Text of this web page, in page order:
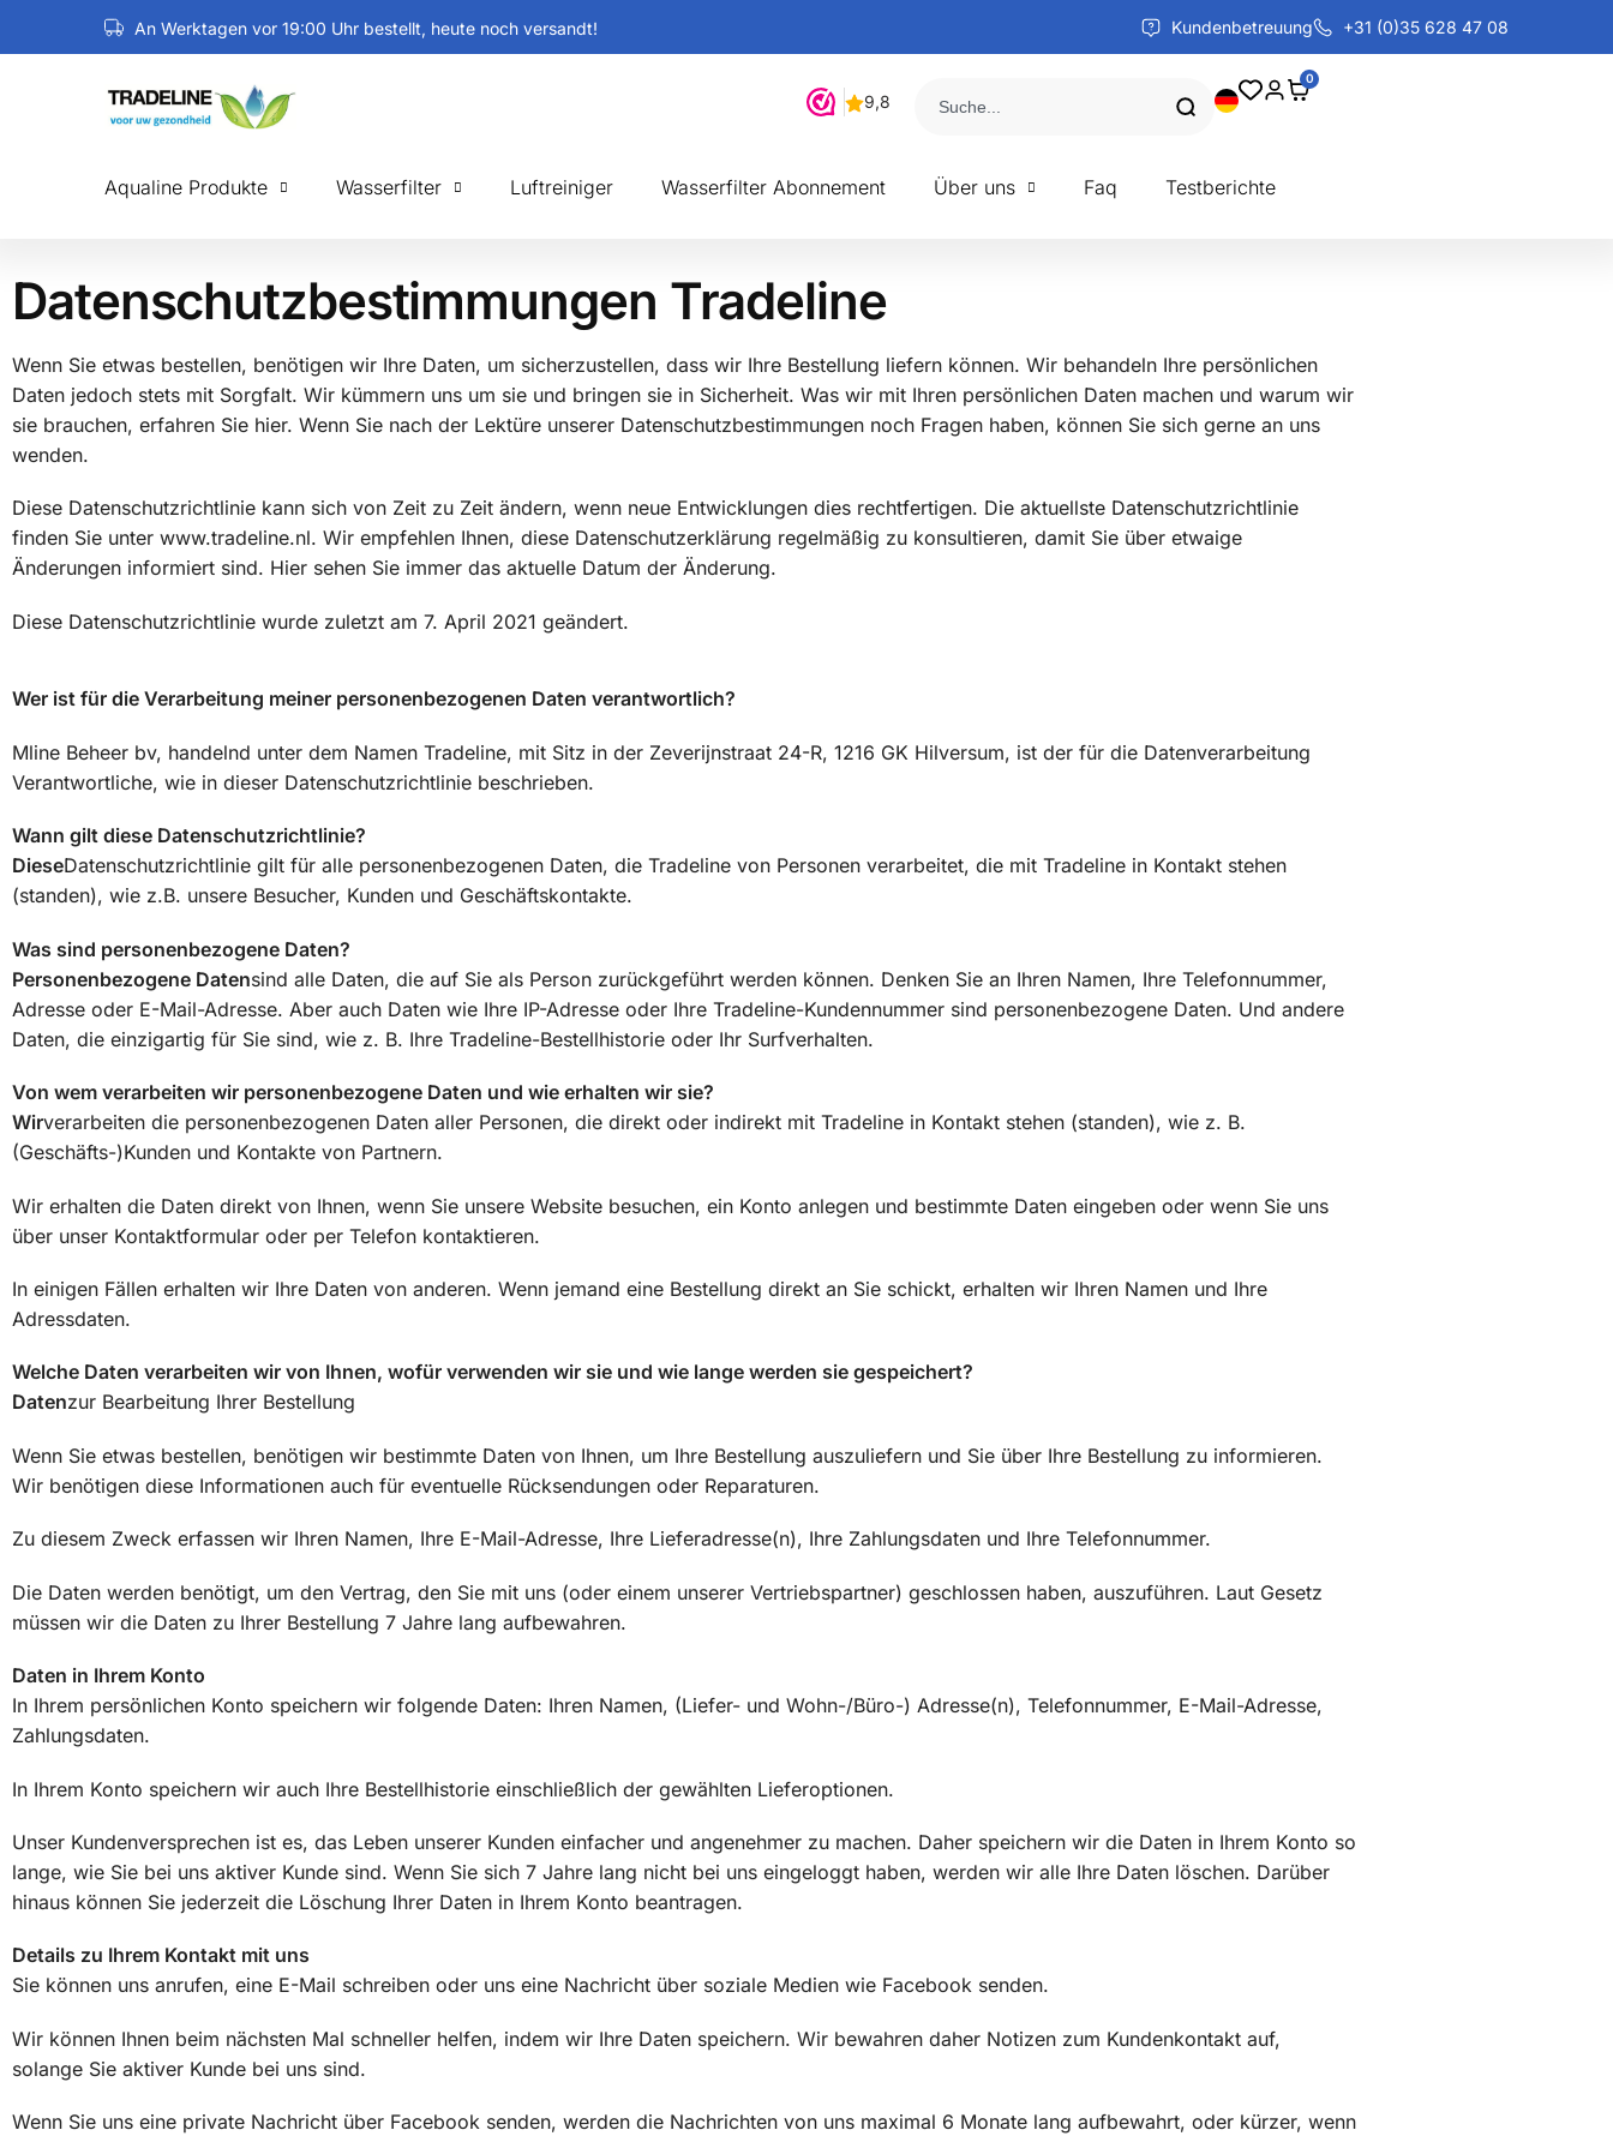
An Werktagen vor 19:00 Uhr bestellt, heute noch versandt! Kundenbetreuung +31 (0)35 628 47 08
0
Aqualine Produkte Wasserfilter Luftreiniger Wasserfilter Abonnement Über uns Faq Testberichte
Datenschutzbestimmungen Tradeline
Wenn Sie etwas bestellen, benötigen wir Ihre Daten, um sicherzustellen, dass wir Ihre Bestellung liefern können. Wir behandeln Ihre persönlichen
Daten jedoch stets mit Sorgfalt. Wir kümmern uns um sie und bringen sie in Sicherheit. Was wir mit Ihren persönlichen Daten machen und warum wir
sie brauchen, erfahren Sie hier. Wenn Sie nach der Lektüre unserer Datenschutzbestimmungen noch Fragen haben, können Sie sich gerne an uns
wenden.
Diese Datenschutzrichtlinie kann sich von Zeit zu Zeit ändern, wenn neue Entwicklungen dies rechtfertigen. Die aktuellste Datenschutzrichtlinie
finden Sie unter www.tradeline.nl. Wir empfehlen Ihnen, diese Datenschutzerklärung regelmäßig zu konsultieren, damit Sie über etwaige
Änderungen informiert sind. Hier sehen Sie immer das aktuelle Datum der Änderung.
Diese Datenschutzrichtlinie wurde zuletzt am 7. April 2021 geändert.
Wer ist für die Verarbeitung meiner personenbezogenen Daten verantwortlich?
Mline Beheer bv, handelnd unter dem Namen Tradeline, mit Sitz in der Zeverijnstraat 24-R, 1216 GK Hilversum, ist der für die Datenverarbeitung
Verantwortliche, wie in dieser Datenschutzrichtlinie beschrieben.
Wann gilt diese Datenschutzrichtlinie?
DieseDatenschutzrichtlinie gilt für alle personenbezogenen Daten, die Tradeline von Personen verarbeitet, die mit Tradeline in Kontakt stehen
(standen), wie z.B. unsere Besucher, Kunden und Geschäftskontakte.
Was sind personenbezogene Daten?
Personenbezogene Datensind alle Daten, die auf Sie als Person zurückgeführt werden können. Denken Sie an Ihren Namen, Ihre Telefonnummer,
Adresse oder E-Mail-Adresse. Aber auch Daten wie Ihre IP-Adresse oder Ihre Tradeline-Kundennummer sind personenbezogene Daten. Und andere
Daten, die einzigartig für Sie sind, wie z. B. Ihre Tradeline-Bestellhistorie oder Ihr Surfverhalten.
Von wem verarbeiten wir personenbezogene Daten und wie erhalten wir sie?
Wirverarbeiten die personenbezogenen Daten aller Personen, die direkt oder indirekt mit Tradeline in Kontakt stehen (standen), wie z. B.
(Geschäfts-)Kunden und Kontakte von Partnern.
Wir erhalten die Daten direkt von Ihnen, wenn Sie unsere Website besuchen, ein Konto anlegen und bestimmte Daten eingeben oder wenn Sie uns
über unser Kontaktformular oder per Telefon kontaktieren.
In einigen Fällen erhalten wir Ihre Daten von anderen. Wenn jemand eine Bestellung direkt an Sie schickt, erhalten wir Ihren Namen und Ihre
Adressdaten.
Welche Daten verarbeiten wir von Ihnen, wofür verwenden wir sie und wie lange werden sie gespeichert?
Datenzur Bearbeitung Ihrer Bestellung
Wenn Sie etwas bestellen, benötigen wir bestimmte Daten von Ihnen, um Ihre Bestellung auszuliefern und Sie über Ihre Bestellung zu informieren.
Wir benötigen diese Informationen auch für eventuelle Rücksendungen oder Reparaturen.
Zu diesem Zweck erfassen wir Ihren Namen, Ihre E-Mail-Adresse, Ihre Lieferadresse(n), Ihre Zahlungsdaten und Ihre Telefonnummer.
Die Daten werden benötigt, um den Vertrag, den Sie mit uns (oder einem unserer Vertriebspartner) geschlossen haben, auszuführen. Laut Gesetz
müssen wir die Daten zu Ihrer Bestellung 7 Jahre lang aufbewahren.
Daten in Ihrem Konto
In Ihrem persönlichen Konto speichern wir folgende Daten: Ihren Namen, (Liefer- und Wohn-/Büro-) Adresse(n), Telefonnummer, E-Mail-Adresse,
Zahlungsdaten.
In Ihrem Konto speichern wir auch Ihre Bestellhistorie einschließlich der gewählten Lieferoptionen.
Unser Kundenversprechen ist es, das Leben unserer Kunden einfacher und angenehmer zu machen. Daher speichern wir die Daten in Ihrem Konto so
lange, wie Sie bei uns aktiver Kunde sind. Wenn Sie sich 7 Jahre lang nicht bei uns eingeloggt haben, werden wir alle Ihre Daten löschen. Darüber
hinaus können Sie jederzeit die Löschung Ihrer Daten in Ihrem Konto beantragen.
Details zu Ihrem Kontakt mit uns
Sie können uns anrufen, eine E-Mail schreiben oder uns eine Nachricht über soziale Medien wie Facebook senden.
Wir können Ihnen beim nächsten Mal schneller helfen, indem wir Ihre Daten speichern. Wir bewahren daher Notizen zum Kundenkontakt auf,
solange Sie aktiver Kunde bei uns sind.
Wenn Sie uns eine private Nachricht über Facebook senden, werden die Nachrichten von uns maximal 6 Monate lang aufbewahrt, oder kürzer, wenn